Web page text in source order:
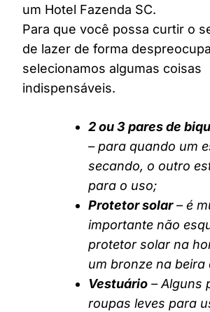
um Hotel Fazenda SC.
Para que você possa curtir o
de lazer de forma
selecionamos algumas coisas
indispensáveis.
2 ou 3 pares de
– para quando um
secando, o outro
para o uso;
Protetor solar– é
importante não
protetor solar na
um bronze na beira
Vestuário – Alguns
roupas leves para